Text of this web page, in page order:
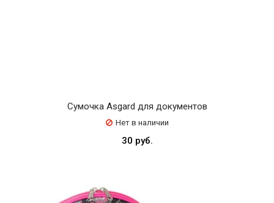
Сумочка Asgard для документов
Нет в наличии
30 руб.